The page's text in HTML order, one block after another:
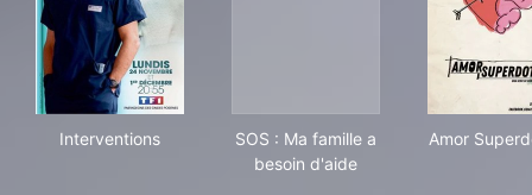
Interventions
SOS : Ma famille a
besoin d'aide
Amor